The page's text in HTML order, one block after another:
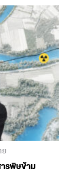
ารพิษข้าม